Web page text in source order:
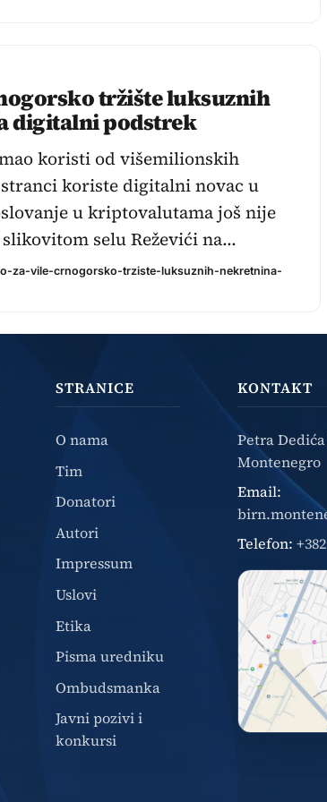
tržište luksuznih
digitalni podstrek
koristi od višemilionskih
koriste digitalni novac u
u kriptovalutama još nije
selu Reževići na…
za-vile-crnogorsko-trziste-luksuznih-nekretnina-
STRANICE
O nama
Tim
Donatori
Autori
Impressum
Uslovi
Etika
Pisma uredniku
Ombudsmanka
Javni pozivi i
konkursi
KONTAKT
Petra
Montenegro
Email:
Telefon: